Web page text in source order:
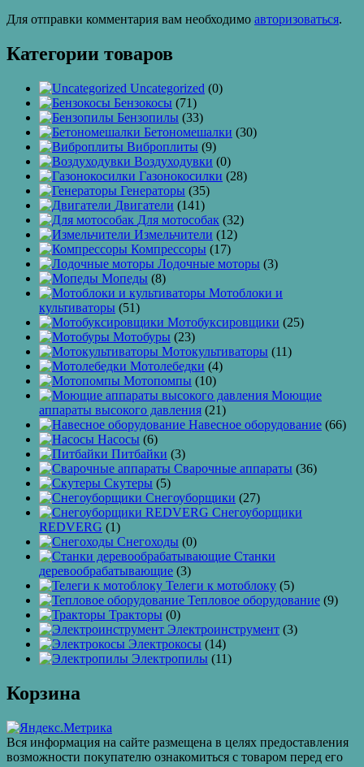
Для отправки комментария вам необходимо авторизоваться.
Категории товаров
Uncategorized (0)
Бензокосы (71)
Бензопилы (33)
Бетономешалки (30)
Виброплиты (9)
Воздуходувки (0)
Газонокосилки (28)
Генераторы (35)
Двигатели (141)
Для мотособак (32)
Измельчители (12)
Компрессоры (17)
Лодочные моторы (3)
Мопеды (8)
Мотоблоки и
культиваторы (51)
Мотобуксировщики (25)
Мотобуры (23)
Мотокультиваторы (11)
Мотолебедки (4)
Мотопомпы (10)
Моющие
аппараты высокого давления (21)
Навесное оборудование (66)
Насосы (6)
Питбайки (3)
Сварочные аппараты (36)
Скутеры (5)
Снегоуборщики (27)
Снегоуборщики
REDVERG (1)
Снегоходы (0)
Станки
деревообрабатывающие (3)
Телеги к мотоблоку (5)
Тепловое оборудование (9)
Тракторы (0)
Электроинструмент (3)
Электрокосы (14)
Электропилы (11)
Корзина
Вся информация на сайте размещена в целях предоставления
возможности покупателю ознакомиться с товаром перед его